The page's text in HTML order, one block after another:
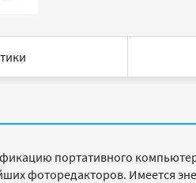
портативного
фоторедакторов. Имеется